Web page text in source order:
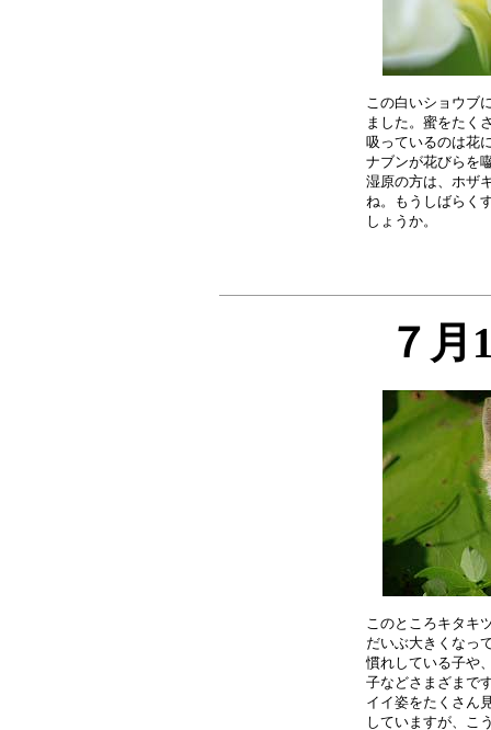
この白いショウブ
ました。蜜をたく
吸っているのは花
ナブンが花びらを
湿原の方は、ホザ
ね。もうしばらく
７月
このところキタキ
だいぶ大きくなっ
慣れしている子や
子などさまざまで
イイ姿をたくさん